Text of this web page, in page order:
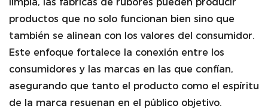
productos que no solo funcionan bien sino que
también se alinean con los valores del consumidor.
Este enfoque fortalece la conexión entre los
consumidores y las marcas en las que confían,
asegurando que tanto el producto como el espíritu
de la marca resuenan en el público objetivo.